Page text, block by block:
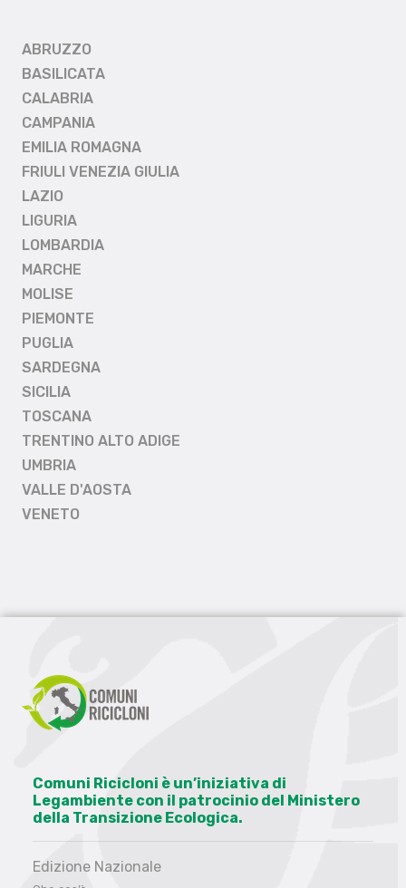
ABRUZZO
BASILICATA
CALABRIA
CAMPANIA
EMILIA ROMAGNA
FRIULI VENEZIA GIULIA
LAZIO
LIGURIA
LOMBARDIA
MARCHE
MOLISE
PIEMONTE
PUGLIA
SARDEGNA
SICILIA
TOSCANA
TRENTINO ALTO ADIGE
UMBRIA
VALLE D'AOSTA
VENETO
Comuni Ricicloni è un’iniziativa di
Legambiente con il patrocinio del Ministero
della Transizione Ecologica.
Edizione Nazionale